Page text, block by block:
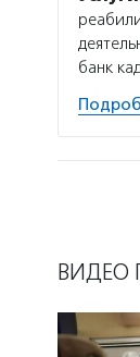
банк
ВИДЕО